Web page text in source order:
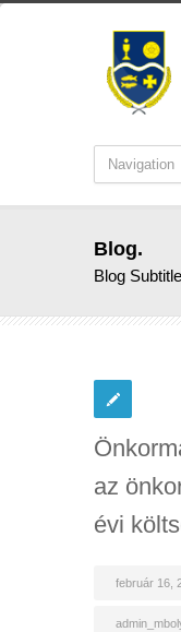
Blog.
Blog Subtitle
az
évi
február 16,